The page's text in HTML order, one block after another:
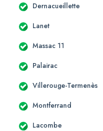
Dernacueillette
Lanet
Massac 11
Palairac
Villerouge-Termenès
Montferrand
Lacombe